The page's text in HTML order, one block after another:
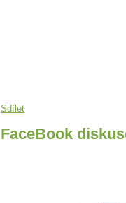
Sdílet
FaceBook